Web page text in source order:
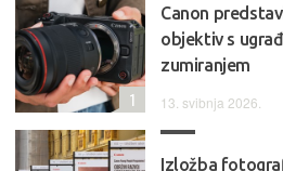
Canon
objektiv s
zumiranjem
13. svibnja 2026.
1
Izložba